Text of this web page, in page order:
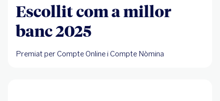
Escollit com a millor
banc 2025
Premiat per Compte Online i Compte Nòmina